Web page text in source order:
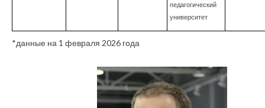
педагогический
университет
*данные на 1 февраля 2026 года